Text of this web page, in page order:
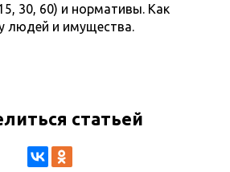
30, 60) и нормативы. Как
людей и имущества.
статьей